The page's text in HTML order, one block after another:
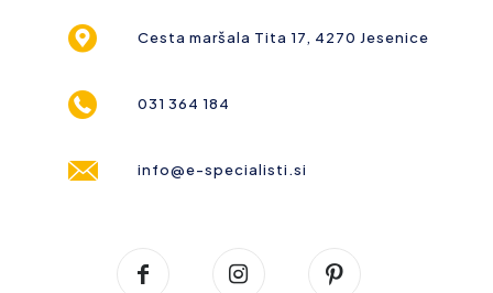
Cesta maršala Tita 17, 4270 Jesenice
031 364 184
info@e-specialisti.si